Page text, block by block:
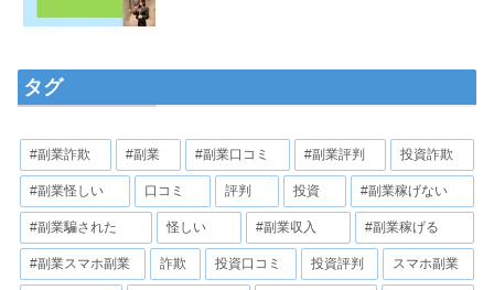
タグ
#副業詐欺 #副業 #副業口コミ #副業評判 投資詐欺
#副業怪しい 口コミ 評判 投資 #副業稼げない
#副業騙された 怪しい #副業収入 #副業稼げる
#副業スマホ副業 詐欺 投資口コミ 投資評判 スマホ副業